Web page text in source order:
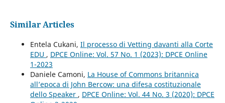
Similar Articles
Entela Cukani, Il processo di Vetting davanti alla Corte
EDU , DPCE Online: Vol. 57 No. 1 (2023): DPCE Online
1-2023
Daniele Camoni, La House of Commons britannica
all’epoca di John Bercow: una difesa costituzionale
dello Speaker , DPCE Online: Vol. 44 No. 3 (2020): DPCE